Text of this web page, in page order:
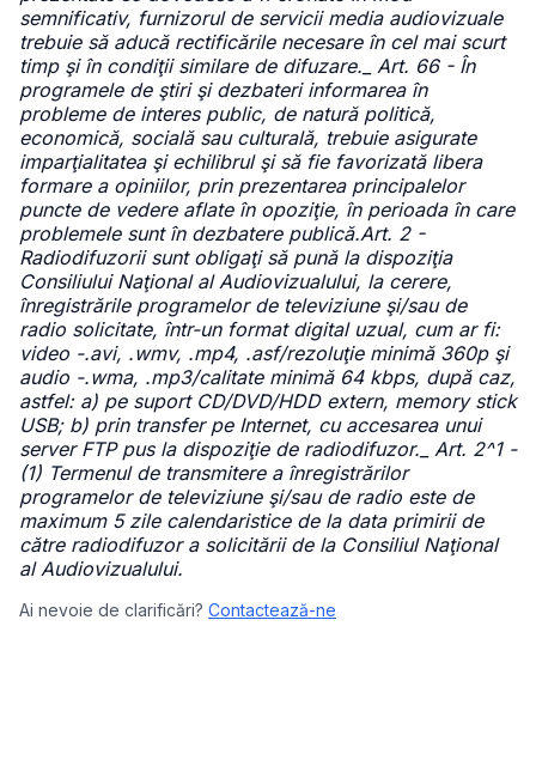
semnificativ, furnizorul de servicii media audiovizuale
trebuie să aducă rectificările necesare în cel mai scurt
timp şi în condiţii similare de difuzare._ Art. 66 - În
programele de ştiri şi dezbateri informarea în
probleme de interes public, de natură politică,
economică, socială sau culturală, trebuie asigurate
imparţialitatea şi echilibrul şi să fie favorizată libera
formare a opiniilor, prin prezentarea principalelor
puncte de vedere aflate în opoziţie, în perioada în care
problemele sunt în dezbatere publică.Art. 2 -
Radiodifuzorii sunt obligaţi să pună la dispoziţia
Consiliului Naţional al Audiovizualului, la cerere,
înregistrările programelor de televiziune şi/sau de
radio solicitate, într-un format digital uzual, cum ar fi:
video -.avi, .wmv, .mp4, .asf/rezoluţie minimă 360p şi
audio -.wma, .mp3/calitate minimă 64 kbps, după caz,
astfel: a) pe suport CD/DVD/HDD extern, memory stick
USB; b) prin transfer pe Internet, cu accesarea unui
server FTP pus la dispoziţie de radiodifuzor._ Art. 2^1 -
(1) Termenul de transmitere a înregistrărilor
programelor de televiziune şi/sau de radio este de
maximum 5 zile calendaristice de la data primirii de
către radiodifuzor a solicitării de la Consiliul Naţional
al Audiovizualului.
Ai nevoie de clarificări? Contactează-ne